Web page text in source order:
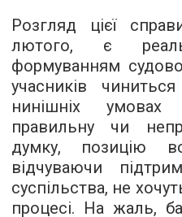
Розгляд цієї
лютого, є
формуванням
учасників
нинішніх умовах
правильну чи
думку, позицію
відчуваючи
суспільства, не
процесі. На жаль,